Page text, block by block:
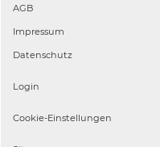
AGB
Impressum
Datenschutz
Login
Cookie-Einstellungen